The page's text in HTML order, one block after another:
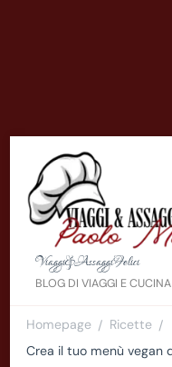
Viaggi&AssaggiFelici
BLOG DI VIAGGI E
Homepage / Ricette /
Crea il tuo menù vegan